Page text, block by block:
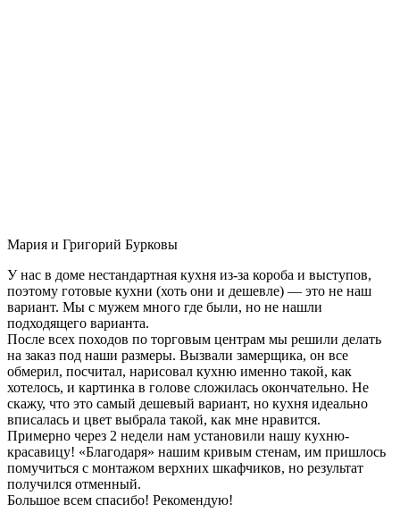
Мария и Григорий Бурковы
У нас в доме нестандартная кухня из-за короба и выступов,
поэтому готовые кухни (хоть они и дешевле) — это не наш
вариант. Мы с мужем много где были, но не нашли
подходящего варианта.
После всех походов по торговым центрам мы решили делать
на заказ под наши размеры. Вызвали замерщика, он все
обмерил, посчитал, нарисовал кухню именно такой, как
хотелось, и картинка в голове сложилась окончательно. Не
скажу, что это самый дешевый вариант, но кухня идеально
вписалась и цвет выбрала такой, как мне нравится.
Примерно через 2 недели нам установили нашу кухню-
красавицу! «Благодаря» нашим кривым стенам, им пришлось
помучиться с монтажом верхних шкафчиков, но результат
получился отменный.
Большое всем спасибо! Рекомендую!